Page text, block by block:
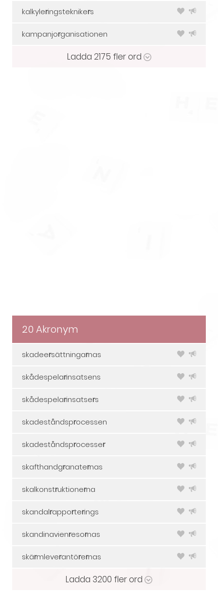
kalkyleringsteknikers
kampanjorganisationen
Ladda 2175 fler ord
20 Akronym
skadeersättningarnas
skådespelarinsatsens
skådespelarinsatsers
skadeståndsprocessen
skadeståndsprocesser
skafthandgranaternas
skalkonstruktionerna
skandalrapporterings
skandinavienresornas
skärmleverantörernas
Ladda 3200 fler ord